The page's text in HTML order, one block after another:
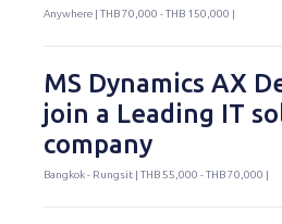
Anywhere | THB 70,000 - THB 150,000 |
MS Dynamics AX
join a Leading IT
company
Bangkok - Rungsit | THB 55,000 - THB 70,000 |